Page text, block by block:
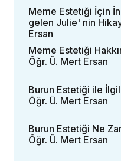
Meme Estetiği İçin
gelen Julie' nin
Ersan
Meme Estetiği
Öğr. Ü. Mert Ersan
Burun Estetiği ile
Öğr. Ü. Mert Ersan
Burun Estetiği Ne
Öğr. Ü. Mert Ersan